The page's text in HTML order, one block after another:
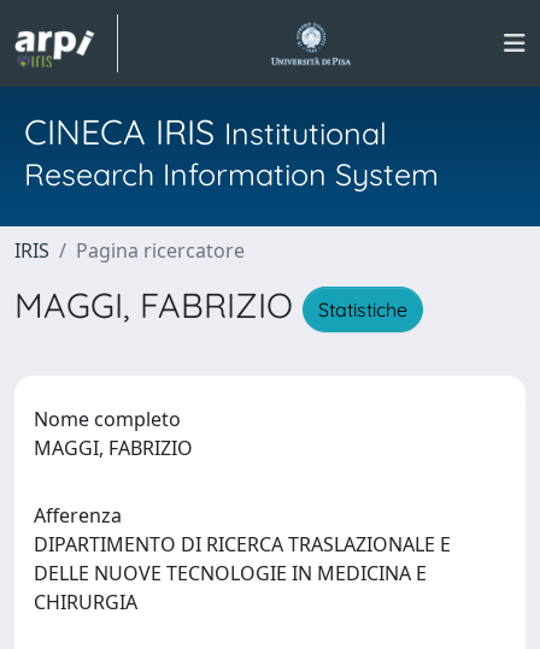
CINECA IRIS Institutional
Research Information System
IRIS Pagina ricercatore
MAGGI, FABRIZIO Statistiche
Nome completo
MAGGI, FABRIZIO
Afferenza
DIPARTIMENTO DI RICERCA TRASLAZIONALE E
DELLE NUOVE TECNOLOGIE IN MEDICINA E
CHIRURGIA